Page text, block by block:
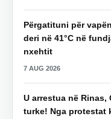
Përgatituni për
deri në 41°C në
nxehtit
7 AUG 2026
U arrestua në
turke! Nga protestat